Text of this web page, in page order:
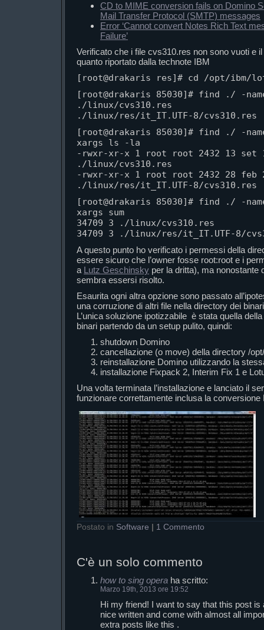
CD to MIME conversion fails on Domino
Mail Transfer Protocol (SMTP) messages
Error ‘Cannot convert Notes Rich Text
Failure’
Verificato che i file cvs310.res non sono vuoti e
quanto riportato dalla technote IBM
[root@drakaris res]# cd /opt/ibm/
[root@drakaris 85030]# find ./ -
./linux/cvs310.res
./linux/res/it_IT.UTF-8/cvs310.res
[root@drakaris 85030]# find ./ -
xargs ls -la
-rwxr-xr-x 1 root root 2432 13 set
./linux/cvs310.res
-rwxr-xr-x 1 root root 2432 28 feb
./linux/res/it_IT.UTF-8/cvs310.res
[root@drakaris 85030]# find ./ -
xargs sum
34709 3 ./linux/cvs310.res
34709 3 ./linux/res/it_IT.UTF-8/
A questo punto ho verificato i permessi della
essere sicuro che l’owner fosse root:root e i
a Lutz Geschinsky per la dritta), ma nonostante
sembra essersi risolto.
Esaurita ogni altra opzione sono passato
una corruzione di altri file nella directory dei
L’unica soluzione ipotizzabile è stata quella
binari partendo da un setup pulito, quindi:
shutdown Domino
cancellazione (o move) della directory /
reinstallazione Domino utilizzando la
installazione Fixpack 2, Interim Fix 1 e
Una volta terminata l’installazione e lanciato il
funzionare correttamente inclusa la
Postato in Software 1 Commento
C'è un solo commento
how to sing opera ha scritto:
Marzo 19th, 2013 ore 19:52
Hi my friend! I want to say that this post is
nice written and come with almost all
extra posts like this .